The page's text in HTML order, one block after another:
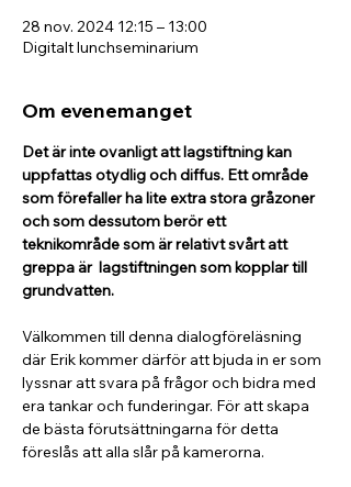
28 nov. 2024 12:15 – 13:00
Digitalt lunchseminarium
Om evenemanget
Det är inte ovanligt att lagstiftning kan
uppfattas otydlig och diffus. Ett område
som förefaller ha lite extra stora gråzoner
och som dessutom berör ett
teknikområde som är relativt svårt att
greppa är  lagstiftningen som kopplar till
grundvatten.
Välkommen till denna dialogföreläsning
där Erik kommer därför att bjuda in er som
lyssnar att svara på frågor och bidra med
era tankar och funderingar. För att skapa
de bästa förutsättningarna för detta
föreslås att alla slår på kamerorna.